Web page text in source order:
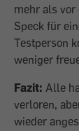
mehr als
Speck für
Testperson
weniger
Fazit: Alle
verloren,
wieder